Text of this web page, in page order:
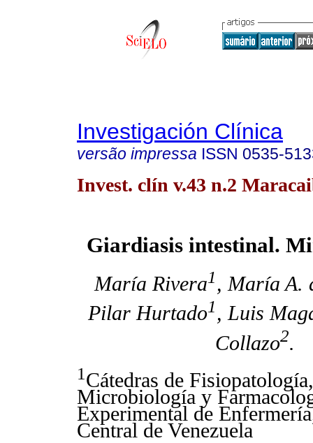
Investigación Clínica
versão impressa ISSN 0535-
Invest. clín v.43 n.2
Giardiasis intestinal.
María Rivera1, María A.
Pilar Hurtado1, Luis
Collazo2.
1 Cátedras de Fisiopatología,
Microbiología y
Experimental de
Central de Venezuela